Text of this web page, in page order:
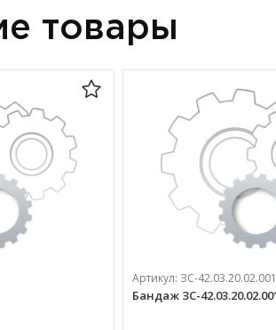
товары
Артикул: ЗС-42.03.20.02.001
Бандаж ЗС-